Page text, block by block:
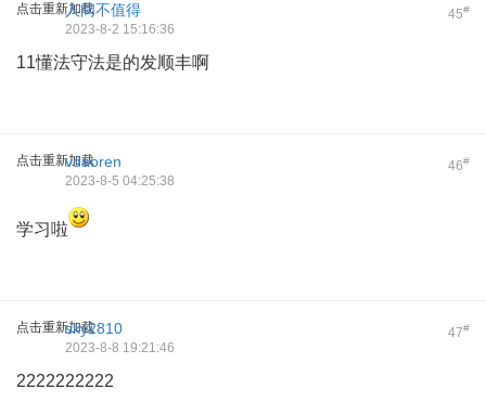
点击重新加载 45#
人间不值得
2023-8-2 15:16:36
11懂法守法是的发顺丰啊
点击重新加载 46#
vdaoren
2023-8-5 04:25:38
学习啦
点击重新加载 47#
sky2810
2023-8-8 19:21:46
2222222222